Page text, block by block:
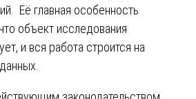
Её главная особенность
объект исследования
и вся работа строится на